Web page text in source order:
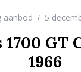
aanbod 5
1700 GT
1966